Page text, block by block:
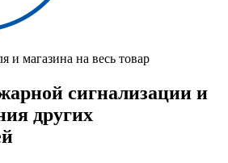
и магазина на весь товар
сигнализации и
других